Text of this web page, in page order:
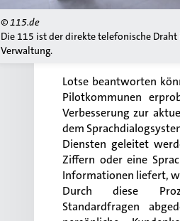
© 115.de
Die 115 ist der direkte telefonische Draht
Verwaltung.
Lotse beantworten
Pilotkommunen
Verbesserung zur
dem
Diensten geleitet
Ziffern oder eine
Informationen liefert,
Durch diese
Standardfragen